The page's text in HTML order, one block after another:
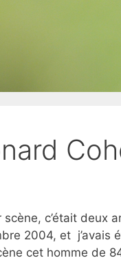
c’était deux
2004, et j’avais
cet homme de